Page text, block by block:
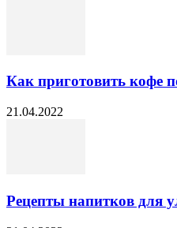
Как приготовить кофе
21.04.2022
Рецепты напитков для